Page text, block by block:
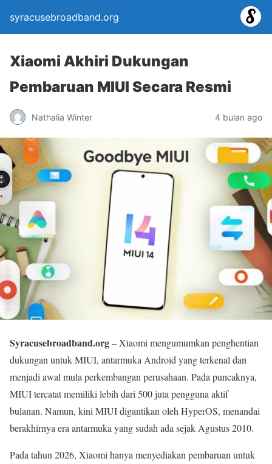
syracusebroadband.org
Xiaomi Akhiri Dukungan
Pembaruan MIUI Secara Resmi
Nathalia Winter 4 bulan ago
Syracusebroadband.org– Xiaomi mengumumkan penghentian
dukungan untuk MIUI, antarmuka Android yang terkenal dan
menjadi awal mula perkembangan perusahaan. Pada puncaknya,
MIUI tercatat memiliki lebih dari 500 juta pengguna aktif
bulanan. Namun, kini MIUI digantikan oleh HyperOS, menandai
berakhirnya era antarmuka yang sudah ada sejak Agustus 2010.
Pada tahun 2026, Xiaomi hanya menyediakan pembaruan untuk